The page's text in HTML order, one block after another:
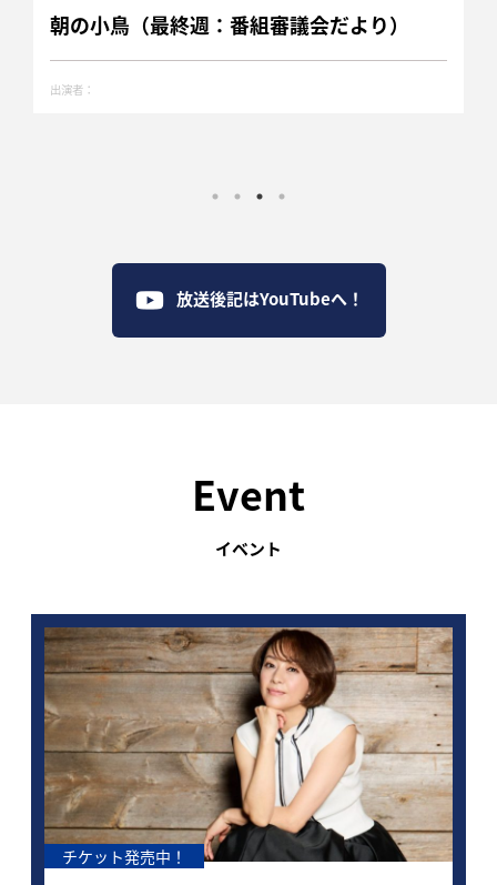
朝の小鳥（最終週：番組審議会だより）
出演者：
放送後記はYouTubeへ！
Event
イベント
チケット一般発売中！